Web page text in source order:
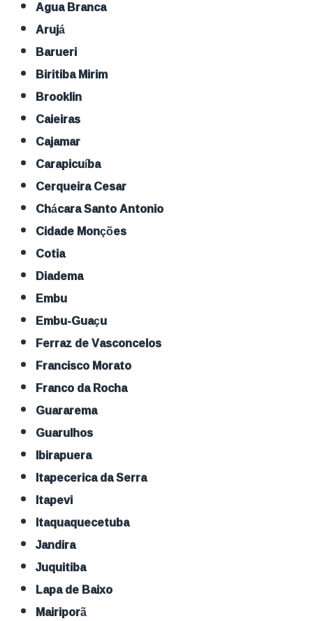
Agua Branca
Arujá
Barueri
Biritiba Mirim
Brooklin
Caieiras
Cajamar
Carapicuíba
Cerqueira Cesar
Chácara Santo Antonio
Cidade Monções
Cotia
Diadema
Embu
Embu-Guaçu
Ferraz de Vasconcelos
Francisco Morato
Franco da Rocha
Guararema
Guarulhos
Ibirapuera
Itapecerica da Serra
Itapevi
Itaquaquecetuba
Jandira
Juquitiba
Lapa de Baixo
Mairiporã